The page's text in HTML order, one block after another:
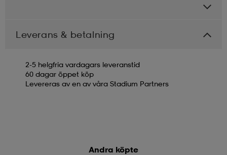
Leverans & betalning
2-5 helgfria vardagars leveranstid
60 dagar öppet köp
Levereras av en av våra Stadium Partners
Andra köpte